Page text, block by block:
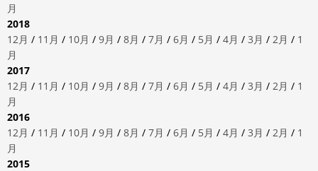
月
2018
12月 / 11月 / 10月 / 9月 / 8月 / 7月 / 6月 / 5月 / 4月 / 3月 / 2月 / 1
月
2017
12月 / 11月 / 10月 / 9月 / 8月 / 7月 / 6月 / 5月 / 4月 / 3月 / 2月 / 1
月
2016
12月 / 11月 / 10月 / 9月 / 8月 / 7月 / 6月 / 5月 / 4月 / 3月 / 2月 / 1
月
2015